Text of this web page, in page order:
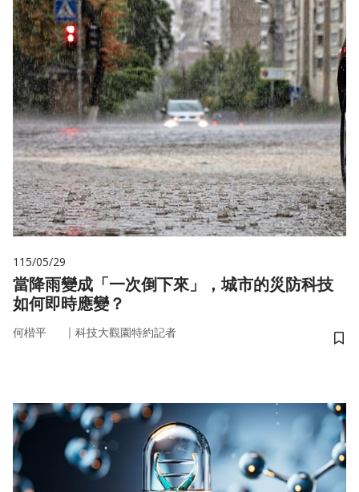
115/05/29
當降雨變成「一次倒下來」，城市的災防科技
如何即時應變？
何楷平 ｜ 科技大觀園特約記者
儲